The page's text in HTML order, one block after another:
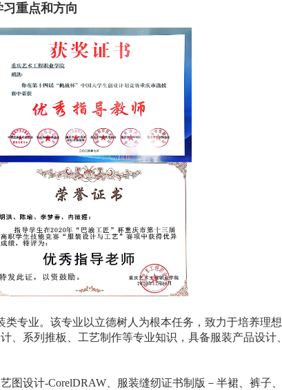
重点和方向
专业。该专业以立德树人为根本任务，致力于培养理
、系列推板、工艺制作等专业知识，具备服装产品设计
图设计-CorelDRAW、服装缝纫证书制版－半裙、裤子